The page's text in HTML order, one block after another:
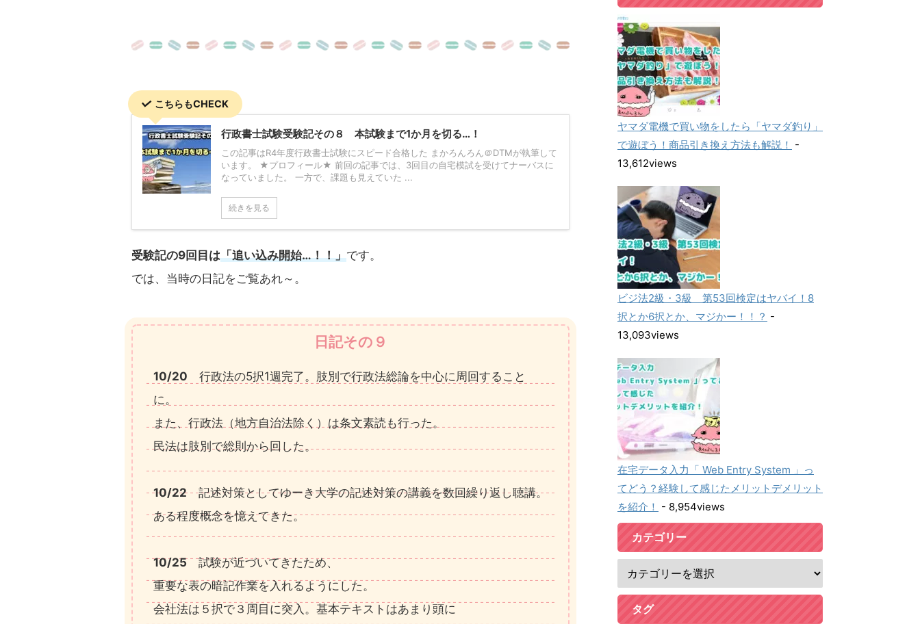
こちらもCHECK
行政書士試験受験記その８ 本試験まで1か月を切る…！
この記事はR4年度行政書士試験にスピード合格した まかろんろん＠DTMが執筆して
います。 ★プロフィール★ 前回の記事では、3回目の自宅模試を受けてナーバスに
なっていました。 一方で、課題も見えていた ...
続きを見る
受験記の9回目は「追い込み開始…！！」です。
では、当時の日記をご覧あれ～。
日記その９
10/20 行政法の5択1週完了。肢別で行政法総論を中心に周回すること
に。
また、行政法（地方自治法除く）は条文素読も行った。
民法は肢別で総則から回した。
10/22記述対策としてゆーき大学の記述対策の講義を数回繰り返し聴講。
ある程度概念を憶えてきた。
10/25試験が近づいてきたため、
重要な表の暗記作業を入れるようにした。
会社法は５択で３周目に突入。基本テキストはあまり頭に
ヤマダ電機で買い物をしたら「ヤマダ釣り」
で遊ぼう！商品引き換え方法も解説！ -
13,612views
ビジ法2級・3級 第53回検定はヤバイ！8
択とか6択とか、マジかー！！？ -
13,093views
在宅データ入力「 Web Entry System 」っ
てどう？経験して感じたメリットデメリット
を紹介！ - 8,954views
カテゴリー
タグ